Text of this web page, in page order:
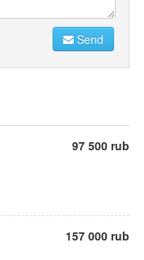
Send
97 500 rub
157 000 rub